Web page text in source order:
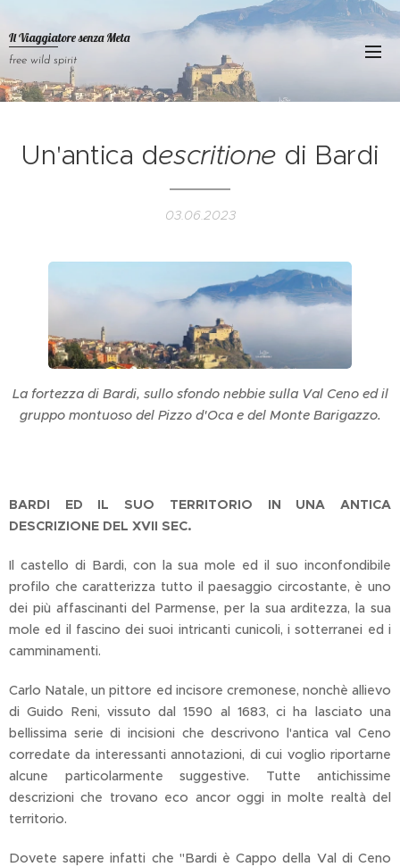
Il Viaggiatore senzaMeta
free wild spirit
Un'antica descritione di Bardi
03.06.2023
La fortezza di Bardi, sullo sfondo nebbie sulla Val Ceno ed il
gruppo montuoso del Pizzo d'Oca e del Monte Barigazzo.
BARDI ED IL SUO TERRITORIO IN UNA ANTICA
DESCRIZIONE DEL XVII SEC.
Il castello di Bardi, con la sua mole ed il suo inconfondibile
profilo che caratterizza tutto il paesaggio circostante, è uno
dei più affascinanti del Parmense, per la sua arditezza, la sua
mole ed il fascino dei suoi intricanti cunicoli, i sotterranei ed i
camminamenti.
Carlo Natale, un pittore ed incisore cremonese, nonchè allievo
di Guido Reni, vissuto dal 1590 al 1683, ci ha lasciato una
bellissima serie di incisioni che descrivono l'antica val Ceno
corredate da interessanti annotazioni, di cui voglio riportarne
alcune particolarmente suggestive. Tutte antichissime
descrizioni che trovano eco ancor oggi in molte realtà del
territorio.
Dovete sapere infatti che "Bardi è Cappo della Val di Ceno